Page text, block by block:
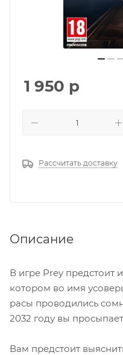
1 950 р
Рассчитать доставку
Описание
В игре Prey предстоит
котором во имя
расы проводились
2032 году вы
Вам предстоит